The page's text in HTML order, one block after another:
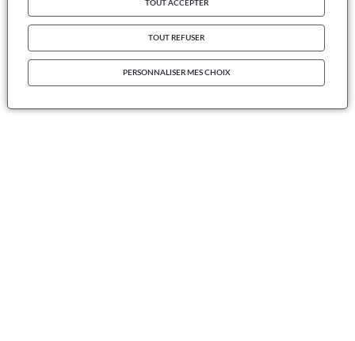
TOUT ACCEPTER
TOUT REFUSER
PERSONNALISER MES CHOIX